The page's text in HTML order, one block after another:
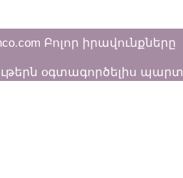
Բոլոր իրավունքները
օգտագործելիս